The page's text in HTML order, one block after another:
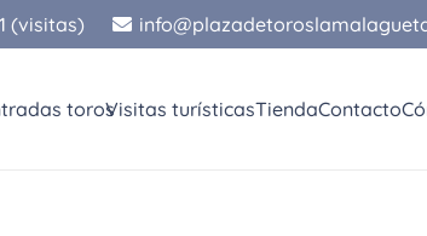
(visitas)
torosVisitas turísticasTiendaContacto